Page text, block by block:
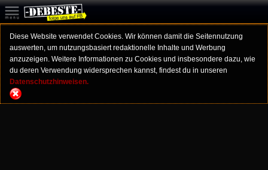
Diese Website verwendet Cookies. Wir können damit die Seitennutzung
auswerten, um nutzungsbasiert redaktionelle Inhalte und Werbung
anzuzeigen. Weitere Informationen zu Cookies und insbesondere dazu, wie
du deren Verwendung widersprechen kannst, findest du in unseren
Datenschutzhinweisen.